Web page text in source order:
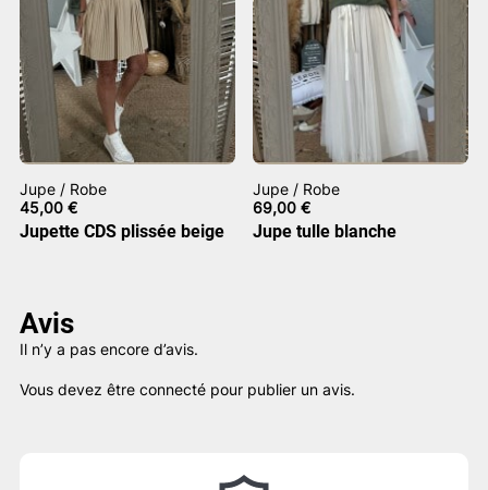
Jupe / Robe
45,00 €
Jupette CDS plissée beige
Jupe / Robe
69,00€
Jupe tulle blanche
Avis
Il n’y a pas encore d’avis.
Vous devez être connecté pour publier un avis.